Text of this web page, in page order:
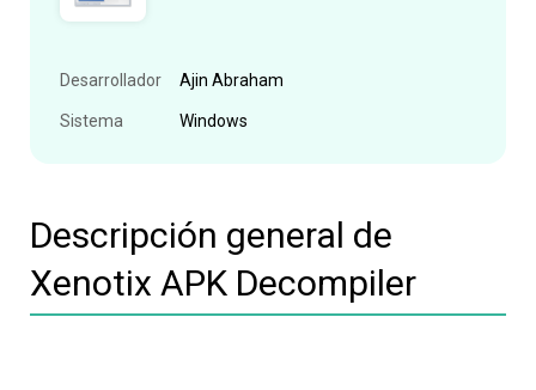
Desarrollador Ajin Abraham
Sistema Windows
Descripción general de
Xenotix APK Decompiler